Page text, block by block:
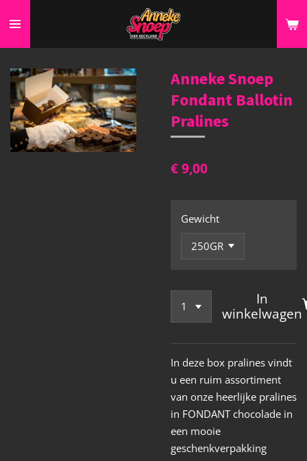
direct
naar
de
hoofdinhoud
Anneke Snoep
Fondant Ballotin
Pralines
€ 9,00
Gewicht
In
winkelwagen
In deze box pralines vindt
u een ruim assortiment
van onze heerlijke pralines
in FONDANT chocolade in
een mooie
geschenkverpakking